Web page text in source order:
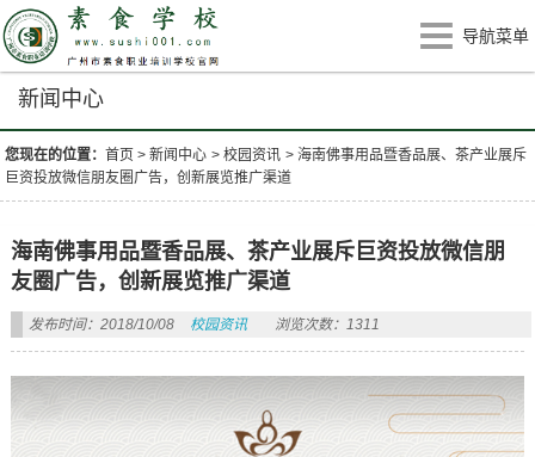
导航菜单
新闻中心
您现在的位置：首页 >新闻中心 >校园资讯 >海南佛事用品暨香品展、茶产业展斥
巨资投放微信朋友圈广告，创新展览推广渠道
海南佛事用品暨香品展、茶产业展斥巨资投放微信朋
友圈广告，创新展览推广渠道
发布时间：2018/10/08 校园资讯 浏览次数：1311